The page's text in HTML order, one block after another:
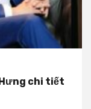
chi tiết